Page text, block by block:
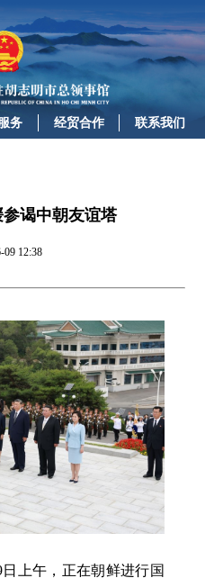
务 经贸合作 联系我们
谒中朝友谊塔
09 12:38
上午，正在朝鲜进行国